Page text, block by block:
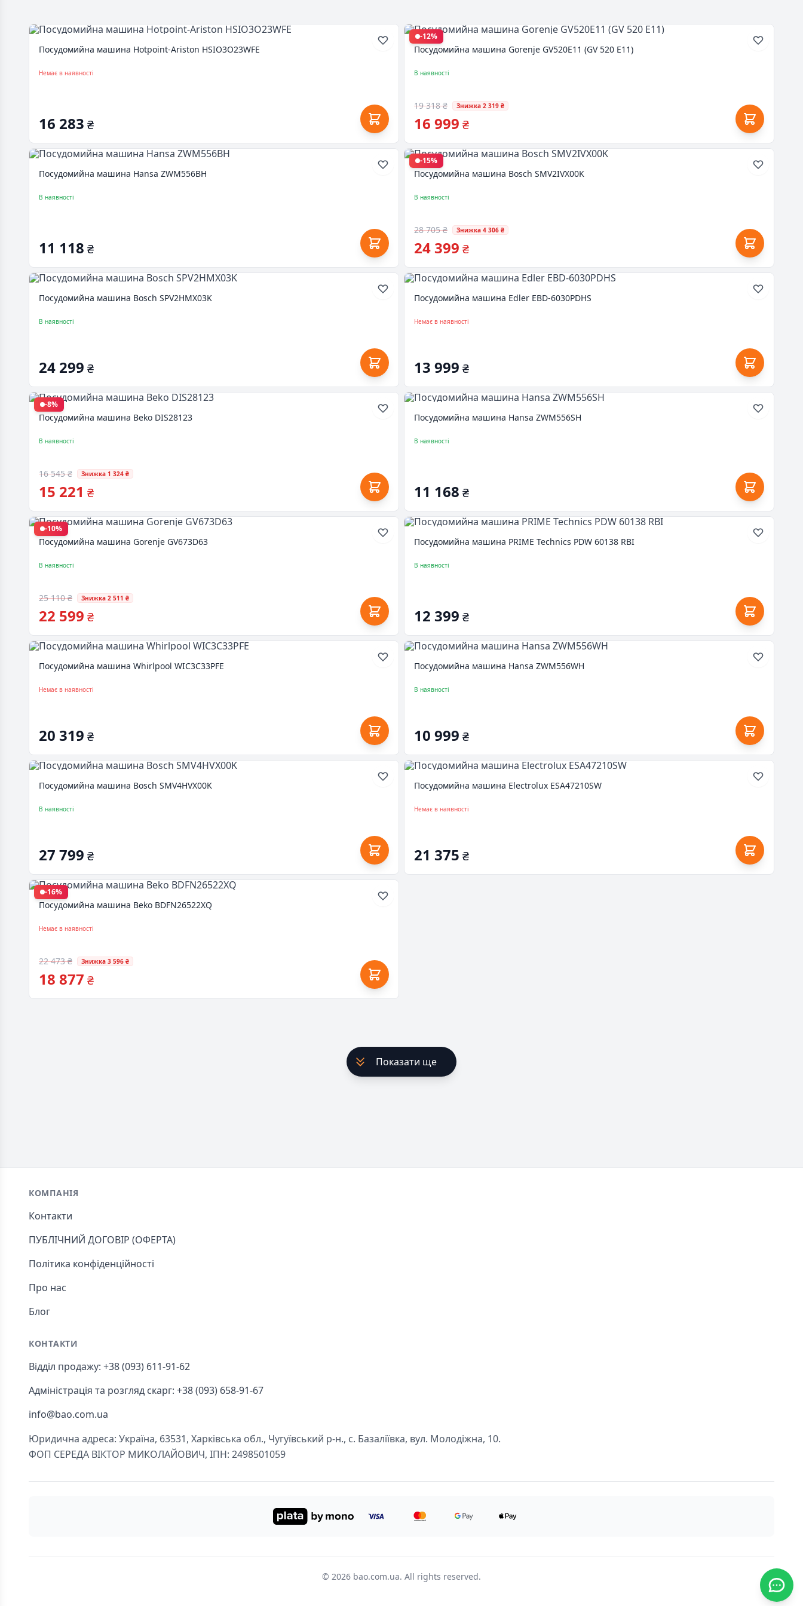
Посудомийна машина Hotpoint-Ariston HSIO3O23WFE
Немає в наявності
16 283 ₴
-12%
Посудомийна машина Gorenje GV520E11 (GV 520 E11)
В наявності
19 318 ₴ Знижка 2 319 ₴
16 999 ₴
Посудомийна машина Hansa ZWM556BH
В наявності
11 118 ₴
-15%
Посудомийна машина Bosch SMV2IVX00K
В наявності
28 705 ₴ Знижка 4 306 ₴
24 399 ₴
Посудомийна машина Bosch SPV2HMX03K
В наявності
24 299 ₴
Посудомийна машина Edler EBD-6030PDHS
Немає в наявності
13 999 ₴
-8%
Посудомийна машина Beko DIS28123
В наявності
16 545 ₴ Знижка 1 324 ₴
15 221 ₴
Посудомийна машина Hansa ZWM556SH
В наявності
11 168 ₴
-10%
Посудомийна машина Gorenje GV673D63
В наявності
25 110 ₴ Знижка 2 511 ₴
22 599 ₴
Посудомийна машина PRIME Technics PDW 60138 RBI
В наявності
12 399 ₴
Посудомийна машина Whirlpool WIC3C33PFE
Немає в наявності
20 319 ₴
Посудомийна машина Hansa ZWM556WH
В наявності
10 999 ₴
Посудомийна машина Bosch SMV4HVX00K
В наявності
27 799 ₴
Посудомийна машина Electrolux ESA47210SW
Немає в наявності
21 375 ₴
-16%
Посудомийна машина Beko BDFN26522XQ
Немає в наявності
22 473 ₴ Знижка 3 596 ₴
18 877 ₴
Показати ще
Footer
КОМПАНІЯ
Контакти
ПУБЛІЧНИЙ ДОГОВІР (ОФЕРТА)
Політика конфіденційності
Про нас
Блог
КОНТАКТИ
Відділ продажу: +38 (093) 611-91-62
Адміністрація та розгляд скарг: +38 (093) 658-91-67
info@bao.com.ua
Юридична адреса: Україна, 63531, Харківська обл., Чугуївський р-н., с. Базаліївка, вул. Молодіжна, 10.
ФОП СЕРЕДА ВІКТОР МИКОЛАЙОВИЧ, ІПН: 2498501059
© 2026 bao.com.ua. All rights reserved.